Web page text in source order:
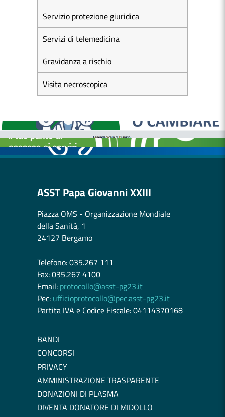
Servizio protezione giuridica
Servizi di telemedicina
Gravidanza a rischio
Visita necroscopica
BOLLETTINI DISAGIO DA CALORE
CASE DI COMUNITÀ
OSPEDALE DI COMUNITÀ
ASST Papa Giovanni XXIII
Piazza OMS - Organizzazione Mondiale
della Sanità, 1
24127 Bergamo
Telefono: 035.267 111
Fax: 035.267 4100
Email: protocollo@asst-pg23.it
Pec: ufficioprotocollo@pec.asst-pg23.it
Partita IVA e Codice Fiscale: 04114370168
BANDI
CONCORSI
PRIVACY
AMMINISTRAZIONE TRASPARENTE
DONAZIONI DI PLASMA
DIVENTA DONATORE DI MIDOLLO